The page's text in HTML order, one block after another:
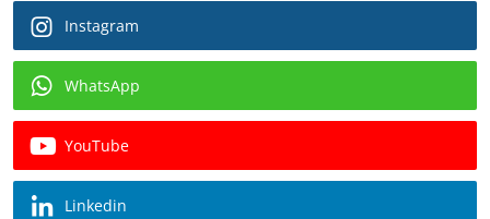
Instagram
WhatsApp
YouTube
Linkedin